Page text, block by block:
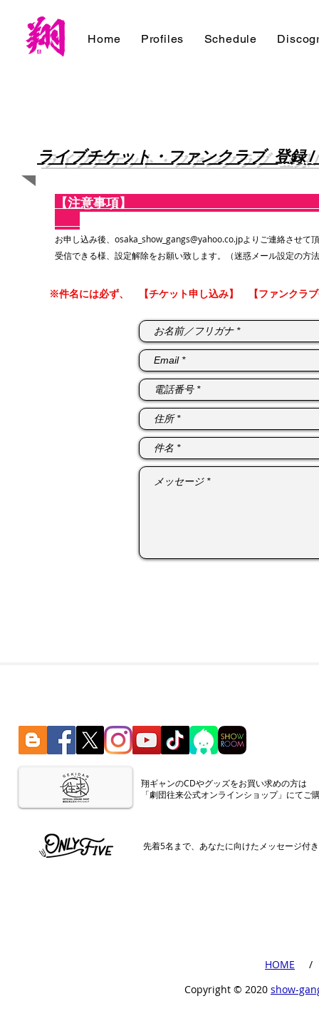
Home Profiles Schedule
ライブチケット・ファンクラブ 登録
【注
お申し込み後、 osaka_show_gangs@yahoo.co.jpよりご連絡させて
受信できる様、設定解除をお願い致します。（迷惑メール設定の
※件名には必ず、 【チケット申し込み】 【ファンクラブ
​翔ギャンのCDやグッズをお買い求めの方は
「劇団往来公式オンラインショップ」にてご
先着5名まで、あなたに向けたメッセージ付
​HOME
​ /
Copyright ©︎ 2020 show-